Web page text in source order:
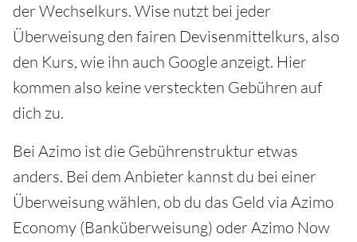
der Wechselkurs. Wise nutzt bei jeder
Überweisung den fairen Devisenmittelkurs, also
den Kurs, wie ihn auch Google anzeigt. Hier
kommen also keine versteckten Gebühren auf
dich zu.
Bei Azimo ist die Gebührenstruktur etwas
anders. Bei dem Anbieter kannst du bei einer
Überweisung wählen, ob du das Geld via Azimo
Economy (Banküberweisung) oder Azimo Now